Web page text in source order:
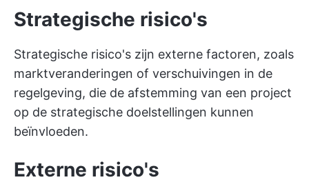
Strategische risico's
Strategische risico's zijn externe factoren, zoals
marktveranderingen of verschuivingen in de
regelgeving, die de afstemming van een project
op de strategische doelstellingen kunnen
beïnvloeden.
Externe risico's